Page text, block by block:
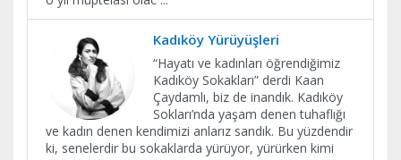
Kadıköy Yürüyüşleri
“Hayatı ve kadınları öğrendiğimiz
Kadıköy Sokakları” derdi Kaan
Çaydamlı, biz de inandık. Kadıköy
Sokları’nda yaşam denen tuhaflığı
ve kadın denen kendimizi anlarız sandık. Bu yüzdendir
ki, senelerdir bu sokaklarda yürüyor, yürürken kimi